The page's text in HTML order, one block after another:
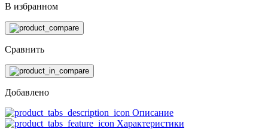
В избранном
Сравнить
Добавлено
Описание
Характеристики